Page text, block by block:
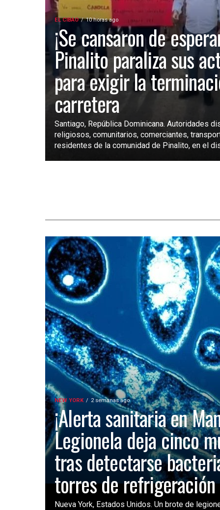
EL CIBAO 10 horas ago
¡Se cansaron de
Pinalito paraliza sus
para exigir la
carretera
Santiago, República Dominicana. Autoridades
religiosos, comunitarios, comerciantes,
residentes de la comunidad de Pinalito, en el
NEW YORK 2 semanas ago
¡Alerta sanitaria en
Legionela deja cinco
tras detectarse
torres de refrigeración
Nueva York, Estados Unidos. Un brote de